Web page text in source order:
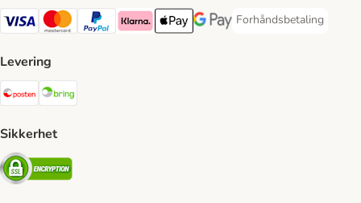
Visa Payment Method
Mastercard Payment Method
PayPal Payment Method
Klarna Payment Method
Apple Pay Payment Method
Google Pay Payment Method
Forhåndsbetaling
Forhåndsbetaling
Levering
Posten Shipping Method
Sikkerhet
Security